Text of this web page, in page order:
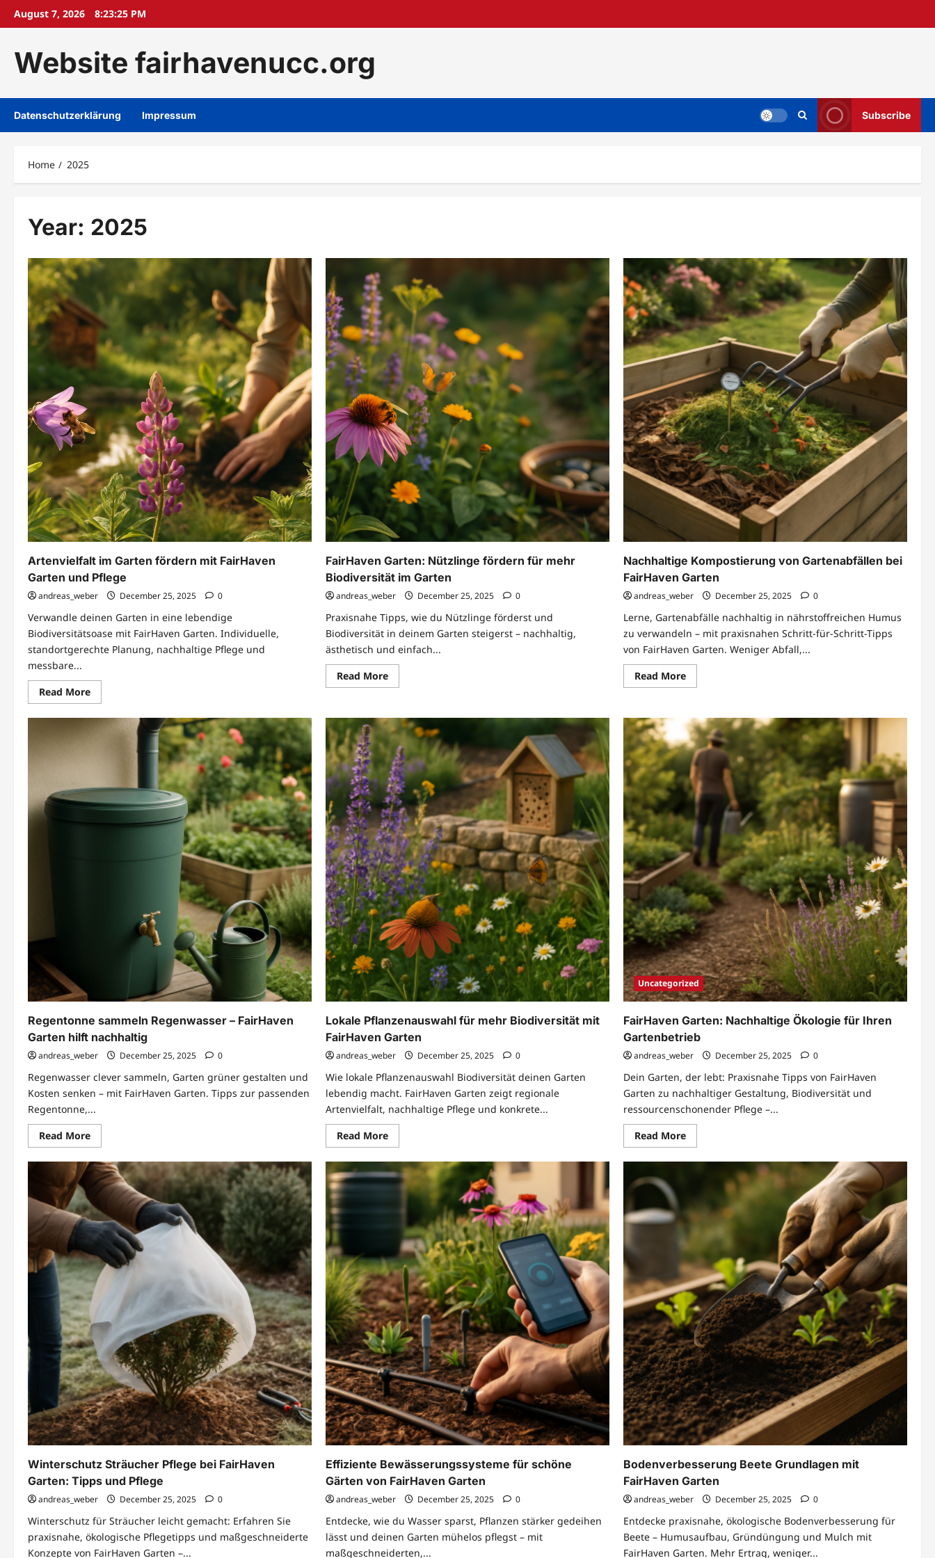
SkipAugust 7, 2026 8:23:27 PM
Website fairhavenucc.org
Datenschutzerklärung Impressum Subscribe
Home 2025
Year: 2025
Artenvielfalt im Garten fördern mit FairHaven
Garten und Pflege
andreas_weber December 25, 2025 0
Verwandle deinen Garten in eine lebendige
Biodiversitätsoase mit FairHaven Garten. Individuelle,
standortgerechte Planung, nachhaltige Pflege und
messbare...
Read MoreRead
more
Artenvielfalt
im
und
FairHaven Garten: Nützlinge fördern für mehr
Biodiversität im Garten
andreas_weber December 25, 2025 0
Praxisnahe Tipps, wie du Nützlinge förderst und
Biodiversität in deinem Garten steigerst – nachhaltig,
ästhetisch und einfach...
Read MoreRead
more
Nützlinge
fördern
für
mehr
Biodiversität
im
Garten
Nachhaltige Kompostierung von Gartenabfällen bei
FairHaven Garten
andreas_weber December 25, 2025 0
Lerne, Gartenabfälle nachhaltig in nährstoffreichen Humus
zu verwandeln – mit praxisnahen Schritt-für-Schritt-Tipps
von FairHaven Garten. Weniger Abfall,...
Read MoreRead
more
von
Gartenabfällen
bei
FairHaven
Garten
Regentonne sammeln Regenwasser – FairHaven
Garten hilft nachhaltig
andreas_weber December 25, 2025 0
Regenwasser clever sammeln, Garten grüner gestalten und
Kosten senken – mit FairHaven Garten. Tipps zur passenden
Regentonne,...
Read MoreRead
more
Regentonne
sammeln
Regenwasser
FairHaven
Garten
hilft
nachhaltig
Lokale Pflanzenauswahl für mehr Biodiversität mit
FairHaven Garten
andreas_weber December 25, 2025 0
Wie lokale Pflanzenauswahl Biodiversität deinen Garten
lebendig macht. FairHaven Garten zeigt regionale
Artenvielfalt, nachhaltige Pflege und konkrete...
Read MoreRead
more
Lokale
Pflanzenauswahl
für
mehr
Biodiversität
FairHaven
Garten
Uncategorized
FairHaven Garten: Nachhaltige Ökologie für Ihren
Gartenbetrieb
andreas_weber December 25, 2025 0
Dein Garten, der lebt: Praxisnahe Tipps von FairHaven
Garten zu nachhaltiger Gestaltung, Biodiversität und
ressourcenschonender Pflege –...
Read MoreRead
more
FairHaven
Nachhaltige
Ökologie
für
Ihren
Gartenbetrieb
Winterschutz Sträucher Pflege bei FairHaven
Garten: Tipps und Pflege
andreas_weber December 25, 2025 0
Winterschutz für Sträucher leicht gemacht: Erfahren Sie
praxisnahe, ökologische Pflegetipps und maßgeschneiderte
Konzepte von FairHaven Garten –...
Effiziente Bewässerungssysteme für schöne
Gärten von FairHaven Garten
andreas_weber December 25, 2025 0
Entdecke, wie du Wasser sparst, Pflanzen stärker gedeihen
lässt und deinen Garten mühelos pflegst – mit
maßgeschneiderten,...
Bodenverbesserung Beete Grundlagen mit
FairHaven Garten
andreas_weber December 25, 2025 0
Entdecke praxisnahe, ökologische Bodenverbesserung für
Beete – Humusaufbau, Gründüngung und Mulch mit
FairHaven Garten. Mehr Ertrag, weniger...